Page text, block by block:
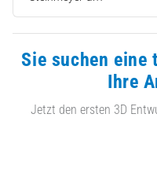
Sie suchen eine
Ihre
Jetzt den ersten 3D